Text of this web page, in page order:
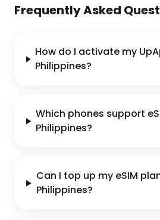
Frequently Asked
How do I activate my
Philippines?
Which phones support
Philippines?
Can I top up my eSIM
Philippines?